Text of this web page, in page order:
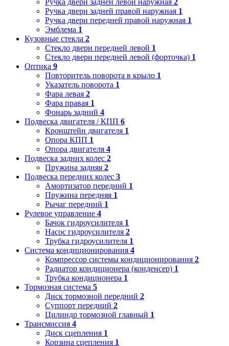
Ручка двери задней правой наружная 1
Ручка двери передней правой наружная 1
Эмблема 1
Кузовные стекла 2
Стекло двери передней левой 1
Стекло двери передней левой (форточка) 1
Оптика 9
Повторитель поворота в крыло 1
Указатель поворота 1
Фара левая 2
Фара правая 1
Фонарь задний 4
Подвеска двигателя / КПП 6
Кронштейн двигателя 1
Опора КПП 1
Опора двигателя 4
Подвеска задних колес 2
Пружина задняя 2
Подвеска передних колес 3
Амортизатор передний 1
Пружина передняя 1
Рычаг передний 1
Рулевое управление 4
Бачок гидроусилителя 1
Насос гидроусилителя 2
Трубка гидроусилителя 1
Система кондиционирования 4
Компрессор системы кондиционирования 2
Радиатор кондиционера (конденсер) 1
Трубка кондиционера 1
Тормозная система 5
Диск тормозной передний 2
Суппорт передний 2
Цилиндр тормозной главный 1
Трансмиссия 4
Диск сцепления 1
Корзина сцепления 1